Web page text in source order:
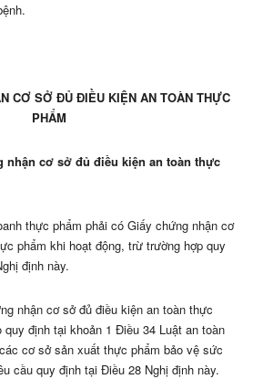
CƠ SỞ ĐỦ ĐIỀU KIỆN AN TOÀN THỰC
PHẨM
nhận cơ sở đủ điều kiện an toàn thực
thực phẩm phải có Giấy chứng nhận cơ
phẩm khi hoạt động, trừ trường hợp quy
định này.
nhận cơ sở đủ điều kiện an toàn thực
quy định tại khoản 1 Điều 34 Luật an toàn
cơ sở sản xuất thực phẩm bảo vệ sức
cầu quy định tại Điều 28 Nghị định này.